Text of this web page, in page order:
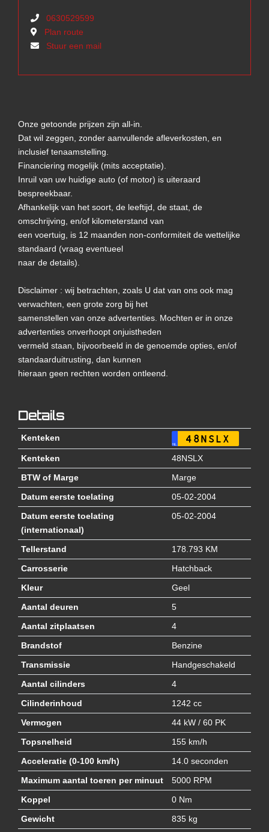
Onze getoonde prijzen zijn all-in.
Dat wil zeggen, zonder aanvullende afleverkosten, en
inclusief tenaamstelling.
Financiering mogelijk (mits acceptatie).
Inruil van uw huidige auto (of motor) is uiteraard
bespreekbaar.
Afhankelijk van het soort, de leeftijd, de staat, de
omschrijving, en/of kilometerstand van
een voertuig, is 12 maanden non-conformiteit de wettelijke
standaard (vraag eventueel
naar de details).
Disclaimer : wij betrachten, zoals U dat van ons ook mag
verwachten, een grote zorg bij het
samenstellen van onze advertenties. Mochten er in onze
advertenties onverhoopt onjuistheden
vermeld staan, bijvoorbeeld in de genoemde opties, en/of
standaarduitrusting, dan kunnen
hieraan geen rechten worden ontleend.
Details
Kenteken
NL 48NSLX
Kenteken
48NSLX
BTW of Marge
Marge
Datum eerste toelating
05-02-2004
Datum eerste toelating
(internationaal)
05-02-2004
Tellerstand
178.793 KM
Carrosserie
Hatchback
Kleur
Geel
Aantal deuren
5
Aantal zitplaatsen
4
Brandstof
Benzine
Transmissie
Handgeschakeld
Aantal cilinders
4
Cilinderinhoud
1242 cc
Vermogen
44 kW / 60 PK
Topsnelheid
155 km/h
Acceleratie (0-100 km/h)
14.0 seconden
Maximum aantal toeren per minuut
5000 RPM
Koppel
0 Nm
Gewicht
835 kg
0630529599
Plan route
Stuur een mail